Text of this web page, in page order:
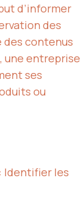
d’informer
des
des contenus
une entreprise
ses
ou
: Identifier les